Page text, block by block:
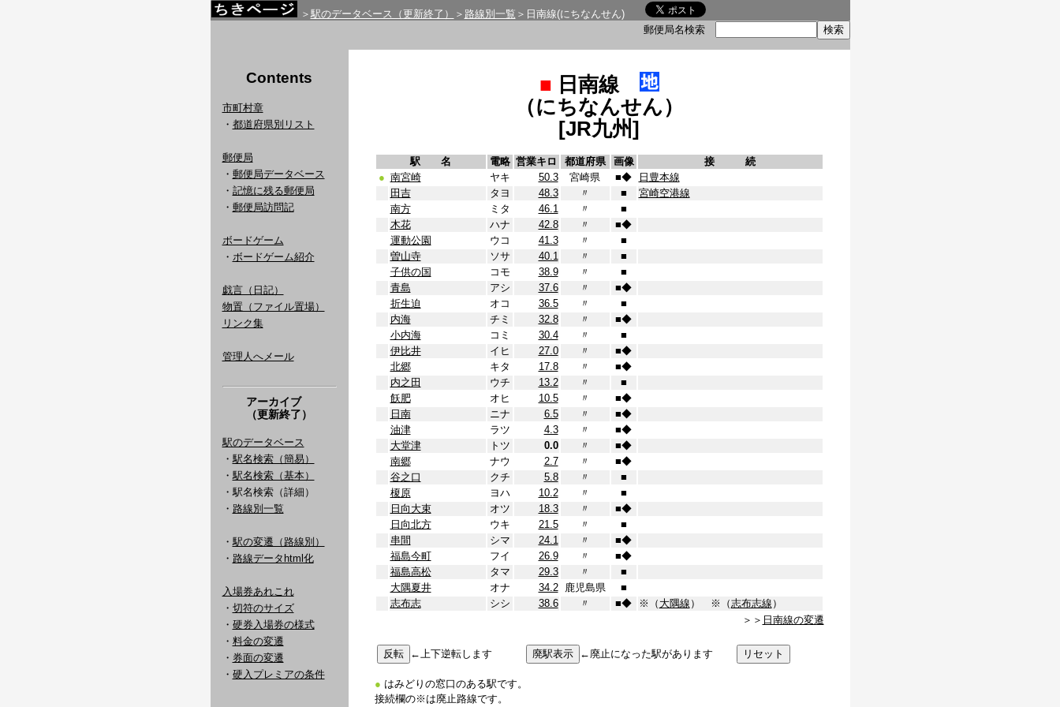
＞ 駅のデータベース（更新終了） ＞ 路線別一覧 ＞日南線(にちなんせん)
郵便局名検索
Contents
市町村章
・ 都道府県別リスト
郵便局
・ 郵便局データベース
・ 記憶に残る郵便局
・ 郵便局訪問記
ボードゲーム
・ ボードゲーム紹介
戯言（日記）
物置（ファイル置場）
リンク集
管理人へメール
アーカイブ
（更新終了）
駅のデータベース
・ 駅名検索（簡易）
・ 駅名検索（基本）
・駅名検索（詳細）
・ 路線別一覧
・ 駅の変遷（路線別）
・ 路線データhtml化
入場券あれこれ
・ 切符のサイズ
・ 硬券入場券の様式
・ 料金の変遷
・ 券面の変遷
・ 硬入プレミアの条件
■ 日南線
（にちなんせん）
[JR九州]
駅 名 電略 営業キロ 都道府県 画像
接 続
● 南宮崎 ヤキ 50.3 宮崎県 ■◆
日豊本線
田吉
タヨ 48.3 〃 ■
宮崎空港線
南方
ミタ 46.1 〃
■
木花
ハナ 42.8 〃 ■◆
運動公園
ウコ 41.3 〃
■
曽山寺
ソサ 40.1 〃
■
子供の国
コモ 38.9 〃
■
青島
アシ 37.6 〃 ■◆
折生迫
オコ 36.5 〃
■
内海
チミ 32.8 〃 ■◆
小内海
コミ 30.4 〃
■
伊比井
イヒ 27.0 〃 ■◆
北郷
キタ 17.8 〃 ■◆
内之田
ウチ 13.2 〃
■
飫肥
オヒ 10.5 〃 ■◆
日南
ニナ 6.5 〃 ■◆
油津
ラツ 4.3 〃 ■◆
大堂津
トツ 0.0 〃 ■◆
南郷
ナウ 2.7 〃 ■◆
谷之口
クチ 5.8 〃
■
榎原
ヨハ 10.2 〃
■
日向大束
オツ 18.3 〃 ■◆
日向北方
ウキ 21.5 〃
■
串間
シマ 24.1 〃 ■◆
福島今町
フイ 26.9 〃 ■◆
福島高松
タマ 29.3 〃
■
大隅夏井
オナ 34.2 鹿児島県
■
志布志
シシ 38.6 〃 ■◆ ※（ 大隅線 ） ※（志布志線 ）
＞＞ 日南線の変遷
←上下逆転します ←廃止になった駅があります
● はみどりの窓口のある駅です。
接続欄の※は廃止路線です。